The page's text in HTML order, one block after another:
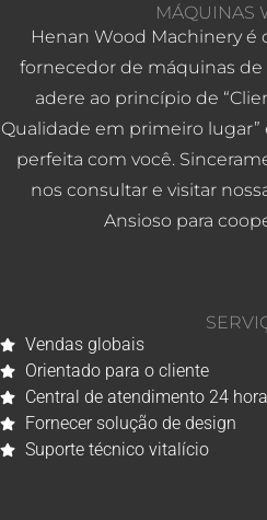
MÁQUINAS
Henan Wood Machinery é
fornecedor de máquinas
adere ao princípio de
Qualidade em primeiro lugar”
perfeita com você.
nos consultar e visitar
Ansioso para
Vendas globais
Orientado para o cliente
Central de atendimento 24
Fornecer solução de design
Suporte técnico vitalício